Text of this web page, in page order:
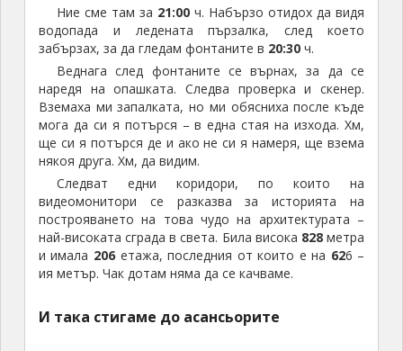
Ние сме там за 21:00 ч. Набързо отидох да видя
водопада и ледената пързалка, след което
забързах, за да гледам фонтаните в 20:30ч.
Веднага след фонтаните се върнах, за да се
наредя на опашката. Следва проверка и скенер.
Вземаха ми запалката, но ми обясниха после къде
мога да си я потърся – в една стая на изхода. Хм,
ще си я потърся де и ако не си я намеря, ще взема
някоя друга. Хм, да видим.
Следват едни коридори, по които на
видеомонитори се разказва за историята на
построяването на това чудо на архитектурата –
най-високата сграда в света. Била висока 828метра
и имала 206 етажа, последния от които е на 626 –
ия метър. Чак дотам няма да се качваме.
И така стигаме до асансьорите